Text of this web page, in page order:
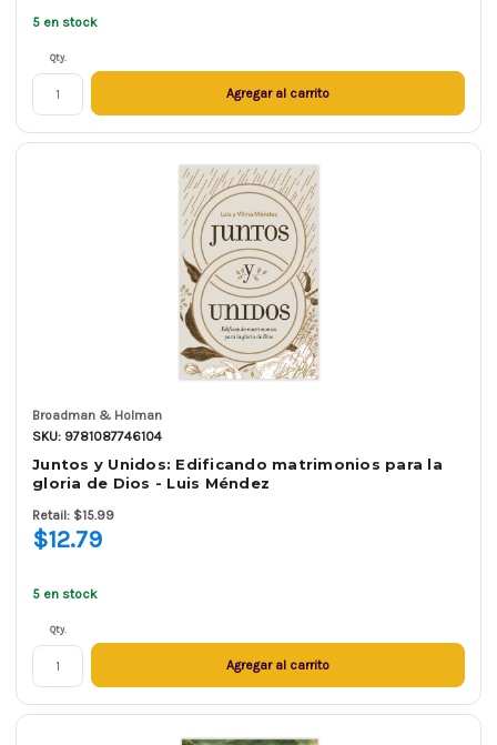
5 en stock
Qty.
Agregar al carrito
Broadman & Holman
SKU: 9781087746104
Juntos y Unidos: Edificando matrimonios para la
gloria de Dios - Luis Méndez
Retail: $15.99
$12.79
5 en stock
Qty.
Agregar al carrito